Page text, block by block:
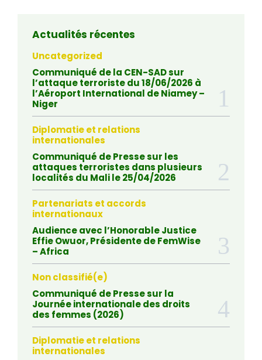
Actualités récentes
Uncategorized
Communiqué de la CEN-SAD sur
l’attaque terroriste du 18/06/2026 à
l’Aéroport International de Niamey –
Niger
Diplomatie et relations
internationales
Communiqué de Presse sur les
attaques terroristes dans plusieurs
localités du Mali le 25/04/2026
Partenariats et accords
internationaux
Audience avec l’Honorable Justice
Effie Owuor, Présidente de FemWise
– Africa
Non classifié(e)
Communiqué de Presse sur la
Journée internationale des droits
des femmes (2026)
Diplomatie et relations
internationales